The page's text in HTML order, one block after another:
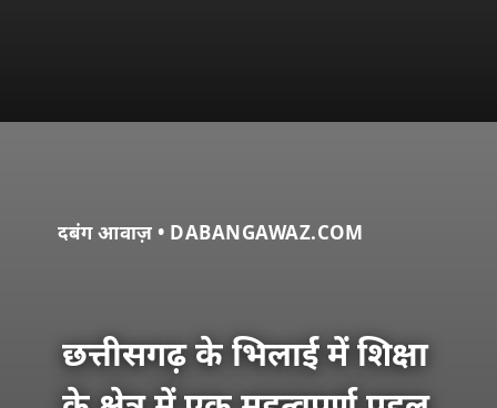
दबंग आवाज़ • DABANGAWAZ.COM
छत्तीसगढ़ के भिलाई में शिक्षा